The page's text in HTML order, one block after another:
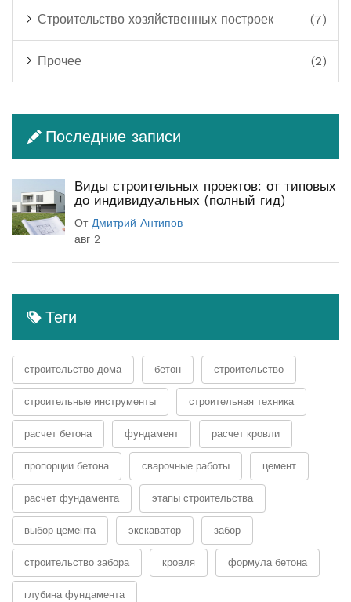
Строительство хозяйственных построек (7)
Прочее (2)
Последние записи
Виды строительных проектов: от типовых
до индивидуальных (полный гид)
От Дмитрий Антипов
авг 2
Теги
строительство дома бетон строительство
строительные инструменты строительная техника
расчет бетона фундамент расчет кровли
пропорции бетона сварочные работы цемент
расчет фундамента этапы строительства
выбор цемента экскаватор забор
строительство забора кровля формула бетона
глубина фундамента